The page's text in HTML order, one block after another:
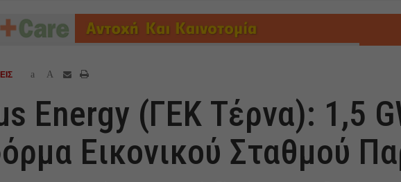
a A
Energy (ΓΕΚ Τέρνα): 1,5
Εικονικού Σταθμού